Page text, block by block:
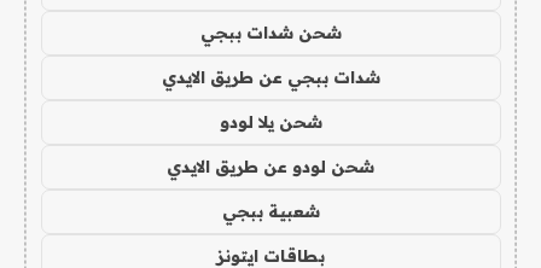
شحن شدات ببجي
شدات ببجي عن طريق الايدي
شحن يلا لودو
شحن لودو عن طريق الايدي
شعبية ببجي
بطاقات ايتونز